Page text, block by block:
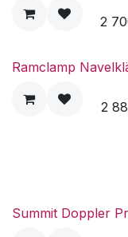
2
Ramclamp
2
Summit Doppler